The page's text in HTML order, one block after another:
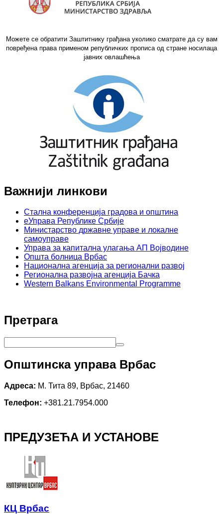
Можете се обратити Заштитнику грађана уколико сматрате да су вам
повређена права применом републичких прописа од стране носилаца
јавних овлашћења
Важнији линкови
Стална конференција градова и општина
еУправа Републике Србије
Министарство државне управе и локалне
самоуправе
Управа за капитална улагања АП Војводине
Општа болница Врбас
Национална агенција за регионални развој
Регионална развојна агенција Бачка
Western Balkans Environmental Programme
Претрага
Општинска управа Врбас
Адреса: М. Тита 89, Врбас, 21460
Телефон: +381.21.7954.000
ПРЕДУЗЕЋА И УСТАНОВЕ
КЦ Врбас